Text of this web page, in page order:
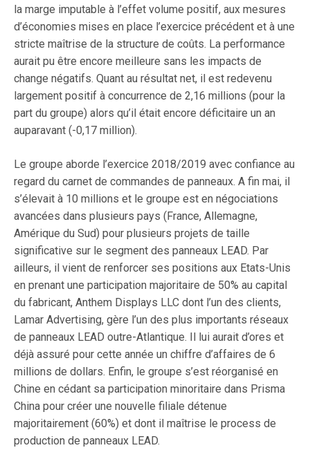
la marge imputable à l’effet volume positif, aux mesures
d’économies mises en place l’exercice précédent et à une
stricte maîtrise de la structure de coûts. La performance
aurait pu être encore meilleure sans les impacts de
change négatifs. Quant au résultat net, il est redevenu
largement positif à concurrence de 2,16 millions (pour la
part du groupe) alors qu’il était encore déficitaire un an
auparavant (-0,17 million).
Le groupe aborde l’exercice 2018/2019 avec confiance au
regard du carnet de commandes de panneaux. A fin mai, il
s’élevait à 10 millions et le groupe est en négociations
avancées dans plusieurs pays (France, Allemagne,
Amérique du Sud) pour plusieurs projets de taille
significative sur le segment des panneaux LEAD. Par
ailleurs, il vient de renforcer ses positions aux Etats-Unis
en prenant une participation majoritaire de 50% au capital
du fabricant, Anthem Displays LLC dont l’un des clients,
Lamar Advertising, gère l’un des plus importants réseaux
de panneaux LEAD outre-Atlantique. Il lui aurait d’ores et
déjà assuré pour cette année un chiffre d’affaires de 6
millions de dollars. Enfin, le groupe s’est réorganisé en
Chine en cédant sa participation minoritaire dans Prisma
China pour créer une nouvelle filiale détenue
majoritairement (60%) et dont il maîtrise le process de
production de panneaux LEAD.